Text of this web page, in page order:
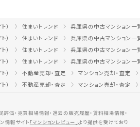
） 住まいトレンド
兵庫県の中古マンション一
）
住まいトレンド
兵庫県の中古マンション一
）
住まいトレンド
兵庫県の中古マンション一
）
住まいトレンド
兵庫県の中古マンション一
）
不動産売却・査定
マンション売却・査定
）
不動産売却・査定 マンション売却・査定
評価・売買相場情報・過去の販売履歴・賃料相場情報・
情報サイト「マンションレビュー」より提供を受けており